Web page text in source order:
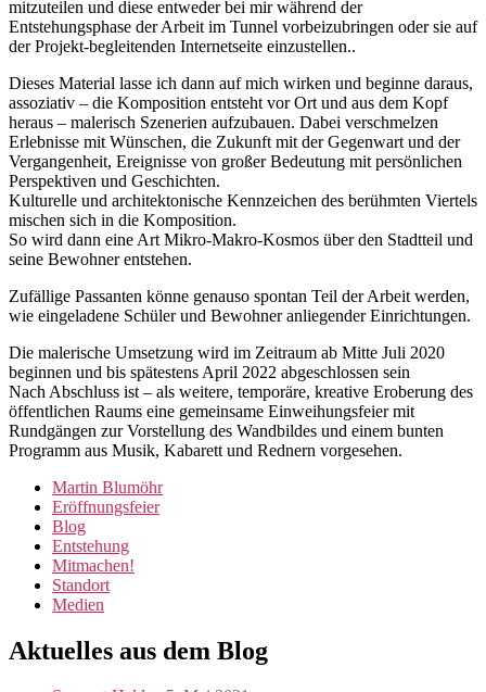
mitzuteilen und diese entweder bei mir während der
Entstehungsphase der Arbeit im Tunnel vorbeizubringen oder sie auf
der Projekt-begleitenden Internetseite einzustellen..
Dieses Material lasse ich dann auf mich wirken und beginne daraus,
assoziativ – die Komposition entsteht vor Ort und aus dem Kopf
heraus – malerisch Szenerien aufzubauen. Dabei verschmelzen
Erlebnisse mit Wünschen, die Zukunft mit der Gegenwart und der
Vergangenheit, Ereignisse von großer Bedeutung mit persönlichen
Perspektiven und Geschichten.
Kulturelle und architektonische Kennzeichen des berühmten Viertels
mischen sich in die Komposition.
So wird dann eine Art Mikro-Makro-Kosmos über den Stadtteil und
seine Bewohner entstehen.
Zufällige Passanten könne genauso spontan Teil der Arbeit werden,
wie eingeladene Schüler und Bewohner anliegender Einrichtungen.
Die malerische Umsetzung wird im Zeitraum ab Mitte Juli 2020
beginnen und bis spätestens April 2022 abgeschlossen sein
Nach Abschluss ist – als weitere, temporäre, kreative Eroberung des
öffentlichen Raums eine gemeinsame Einweihungsfeier mit
Rundgängen zur Vorstellung des Wandbildes und einem bunten
Programm aus Musik, Kabarett und Rednern vorgesehen.
Martin Blumöhr
Eröffnungsfeier
Blog
Entstehung
Mitmachen!
Standort
Medien
Aktuelles aus dem Blog